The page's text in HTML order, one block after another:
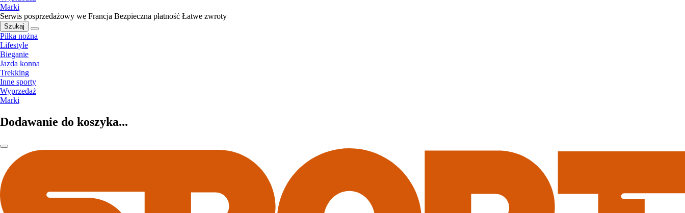
Marki
Serwis posprzedażowy we Francja Bezpieczna płatność Łatwe zwroty
Szukaj
Piłka nożna
Lifestyle
Bieganie
Jazda konna
Trekking
Inne sporty
Wyprzedaż
Marki
Dodawanie do koszyka...